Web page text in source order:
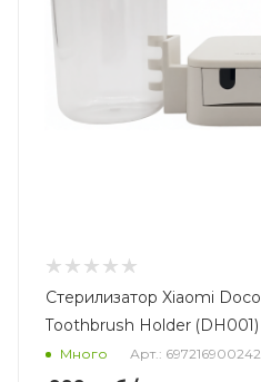
Стерилизатор Xiaomi
Toothbrush Holder
Много Арт.: